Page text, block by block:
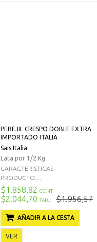
PEREJIL CRESPO DOBLE EXTRA
IMPORTADO ITALIA
Sais Italia
Lata por 1/2 Kg
CARACTERISTICAS
PRODUCTO:...
$1.858,82 CONT
$2.044,70 TARJ $1.956,57
AÑADIR A LA CESTA
VER